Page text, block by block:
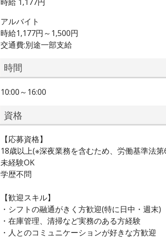
アルバイト
時給1,177円～1,500円
交通費:別途一部支給
時間
10:00～16:00
資格
【応募資格】
18歳以上(※深夜業務を含むため、労働基準法
未経験OK
学歴不問
【歓迎スキル】
・シフトの融通がきく方歓迎(特に日中・週末)
・在庫管理、清掃など実務のある方経験
・人とのコミュニケーションが好きな方歓迎